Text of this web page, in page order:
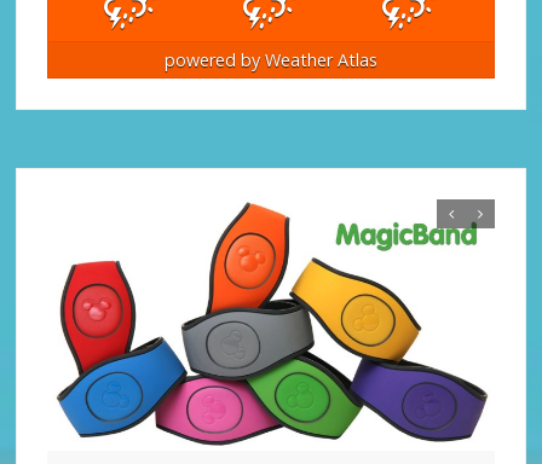
powered by Weather Atlas
Tips